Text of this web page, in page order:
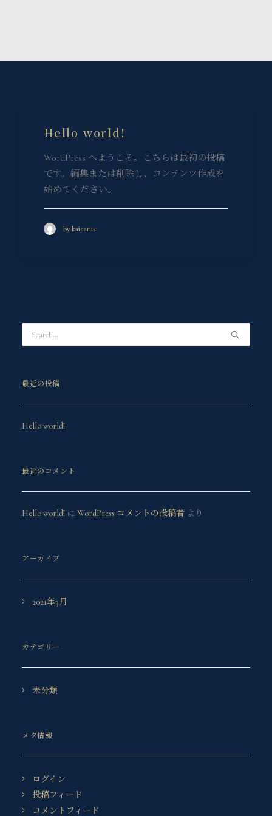
Hello world!
WordPress へようこそ。こちらは最初の投稿
です。編集または削除し、コンテンツ作成を
始めてください。
by kaicarus
最近の投稿
Hello world!
最近のコメント
Hello world! に WordPress コメントの投稿者 より
アーカイブ
2021年3月
カテゴリー
未分類
メタ情報
ログイン
投稿フィード
コメントフィード